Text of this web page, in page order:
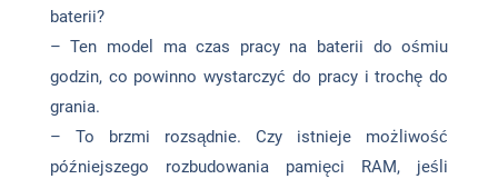
baterii?
– Ten model ma czas pracy na baterii do ośmiu
godzin, co powinno wystarczyć do pracy i trochę do
grania.
– To brzmi rozsądnie. Czy istnieje możliwość
późniejszego rozbudowania pamięci RAM, jeśli